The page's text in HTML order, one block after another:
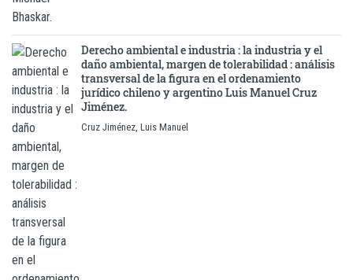
Derecho ambiental e industria : la industria y el
daño ambiental, margen de tolerabilidad : análisis
transversal de la figura en el ordenamiento
jurídico chileno y argentino Luis Manuel Cruz
Jiménez.
Cruz Jiménez, Luis Manuel